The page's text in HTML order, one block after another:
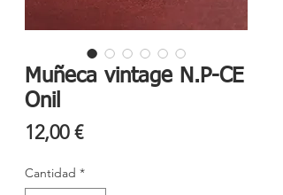
Muñeca vintage N.P-CE
Onil
12,00 €Precio
Cantidad *